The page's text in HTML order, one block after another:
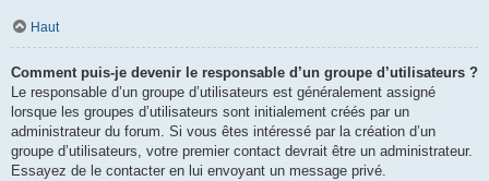
Haut
Comment puis-je devenir le responsable d’un groupe d’utilisateurs ?
Le responsable d’un groupe d’utilisateurs est généralement assigné
lorsque les groupes d’utilisateurs sont initialement créés par un
administrateur du forum. Si vous êtes intéressé par la création d’un
groupe d’utilisateurs, votre premier contact devrait être un administrateur.
Essayez de le contacter en lui envoyant un message privé.